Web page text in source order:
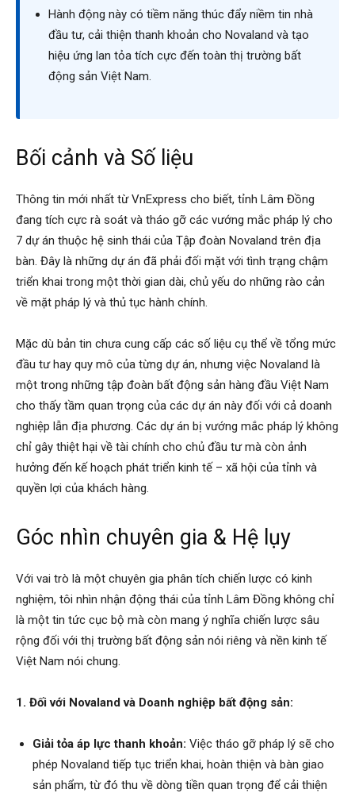
Hành động này có tiềm năng thúc đẩy niềm tin nhà
đầu tư, cải thiện thanh khoản cho Novaland và tạo
hiệu ứng lan tỏa tích cực đến toàn thị trường bất
động sản Việt Nam.
Bối cảnh và Số liệu
Thông tin mới nhất từ VnExpress cho biết, tỉnh Lâm Đồng
đang tích cực rà soát và tháo gỡ các vướng mắc pháp lý cho
7 dự án thuộc hệ sinh thái của Tập đoàn Novaland trên địa
bàn. Đây là những dự án đã phải đối mặt với tình trạng chậm
triển khai trong một thời gian dài, chủ yếu do những rào cản
về mặt pháp lý và thủ tục hành chính.
Mặc dù bản tin chưa cung cấp các số liệu cụ thể về tổng mức
đầu tư hay quy mô của từng dự án, nhưng việc Novaland là
một trong những tập đoàn bất động sản hàng đầu Việt Nam
cho thấy tầm quan trọng của các dự án này đối với cả doanh
nghiệp lẫn địa phương. Các dự án bị vướng mắc pháp lý không
chỉ gây thiệt hại về tài chính cho chủ đầu tư mà còn ảnh
hưởng đến kế hoạch phát triển kinh tế – xã hội của tỉnh và
quyền lợi của khách hàng.
Góc nhìn chuyên gia & Hệ lụy
Với vai trò là một chuyên gia phân tích chiến lược có kinh
nghiệm, tôi nhìn nhận động thái của tỉnh Lâm Đồng không chỉ
là một tin tức cục bộ mà còn mang ý nghĩa chiến lược sâu
rộng đối với thị trường bất động sản nói riêng và nền kinh tế
Việt Nam nói chung.
1. Đối với Novaland và Doanh nghiệp bất động sản:
Giải tỏa áp lực thanh khoản: Việc tháo gỡ pháp lý sẽ cho
phép Novaland tiếp tục triển khai, hoàn thiện và bàn giao
sản phẩm, từ đó thu về dòng tiền quan trọng để cải thiện